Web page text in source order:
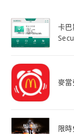
卡
麥
限